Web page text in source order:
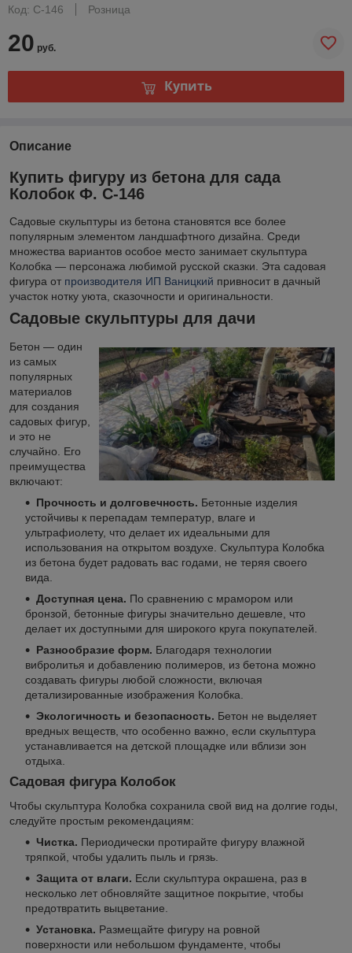
Код: С-146
Розница
20 руб.
Купить
Описание
Купить фигуру из бетона для сада
Колобок Ф. С-146
Садовые скульптуры из бетона становятся все более
популярным элементом ландшафтного дизайна. Среди
множества вариантов особое место занимает скульптура
Колобка — персонажа любимой русской сказки. Эта садовая
фигура от производителя ИП Ваницкий привносит в дачный
участок нотку уюта, сказочности и оригинальности.
Садовые скульптуры для дачи
Бетон — один
из самых
популярных
материалов
для создания
садовых фигур,
и это не
случайно. Его
преимущества
включают:
Прочность и долговечность. Бетонные изделия
устойчивы к перепадам температур, влаге и
ультрафиолету, что делает их идеальными для
использования на открытом воздухе. Скульптура Колобка
из бетона будет радовать вас годами, не теряя своего
вида.
Доступная цена. По сравнению с мрамором или
бронзой, бетонные фигуры значительно дешевле, что
делает их доступными для широкого круга покупателей.
Разнообразие форм. Благодаря технологии
вибролитья и добавлению полимеров, из бетона можно
создавать фигуры любой сложности, включая
детализированные изображения Колобка.
Экологичность и безопасность. Бетон не выделяет
вредных веществ, что особенно важно, если скульптура
устанавливается на детской площадке или вблизи зон
отдыха.
Садовая фигура Колобок
Чтобы скульптура Колобка сохранила свой вид на долгие годы,
следуйте простым рекомендациям:
Чистка. Периодически протирайте фигуру влажной
тряпкой, чтобы удалить пыль и грязь.
Защита от влаги. Если скульптура окрашена, раз в
несколько лет обновляйте защитное покрытие, чтобы
предотвратить выцветание.
Установка. Размещайте фигуру на ровной
поверхности или небольшом фундаменте, чтобы